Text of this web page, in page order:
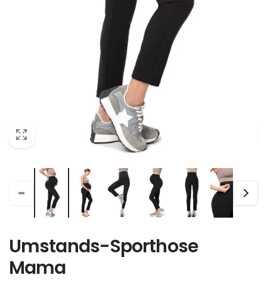
Umstands-Sporthose
Mama